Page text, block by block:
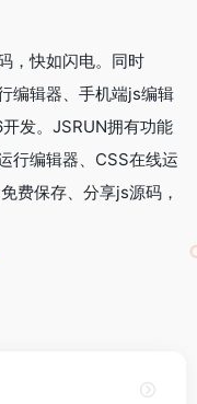
，快如闪电。同时
编辑器、手机端js编辑
发。JSRUN拥有功能
行编辑器、CSS在线运
费保存、分享js源码，